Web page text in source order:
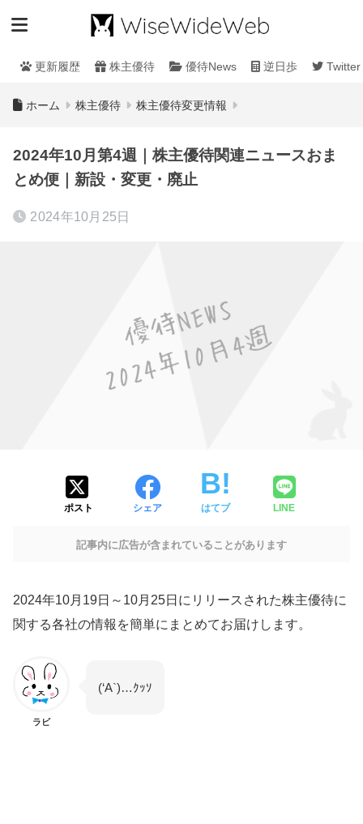
更新履歴 株主優待 優待News 逆日歩 Twitter
ホーム 株主優待 株主優待変更情報
2024年10月第4週｜株主優待関連ニュースおま
とめ便｜新設・変更・廃止
2024年10月25日
ポスト シェア はてブ LINE
記事内に広告が含まれていることがあります
2024年10月19日～10月25日にリリースされた株主優待に
関する各社の情報を簡単にまとめてお届けします。
ラビ
(‘A`)…ｸｯｿ